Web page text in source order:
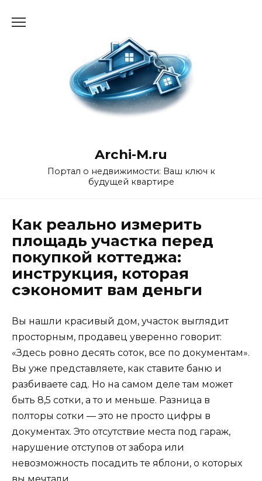
Archi-M.ru
Портал о недвижимости: Ваш ключ к
будущей квартире
Как реально измерить
площадь участка перед
покупкой коттеджа:
инструкция, которая
сэкономит вам деньги
Вы нашли красивый дом, участок выглядит
просторным, продавец уверенно говорит:
«Здесь ровно десять соток, все по документам».
Вы уже представляете, как ставите баню и
разбиваете сад. Но на самом деле там может
быть 8,5 сотки, а то и меньше. Разница в
полторы сотки — это не просто цифры в
документах. Это отсутствие места под гараж,
нарушение отступов от забора или
невозможность посадить те яблони, о которых